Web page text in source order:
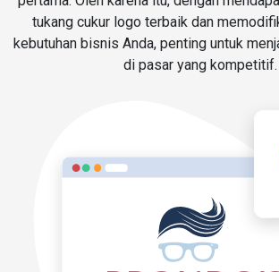
tukang cukur logo terbaik dan
kebutuhan bisnis Anda, penting untuk
di pasar yang kompetitif.